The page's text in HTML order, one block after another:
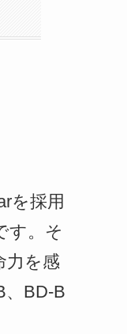
を採用
す。そ
力を感
、BD-B